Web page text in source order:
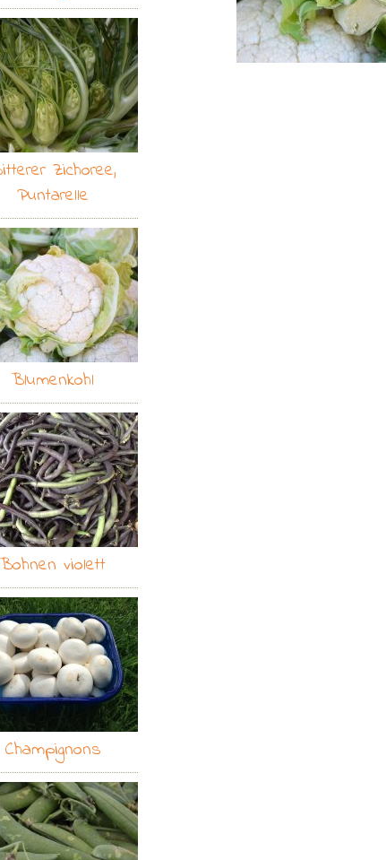
Zichoree,
Puntarelle
Blumenkohl
Bohnen violett
Champignons